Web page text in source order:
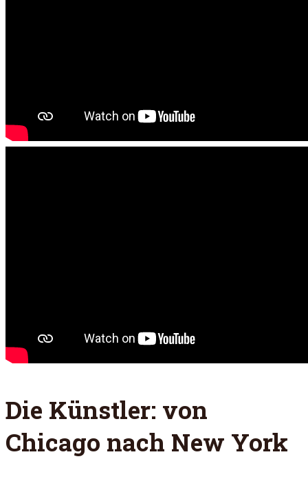
Die Künstler: von
Chicago nach New York